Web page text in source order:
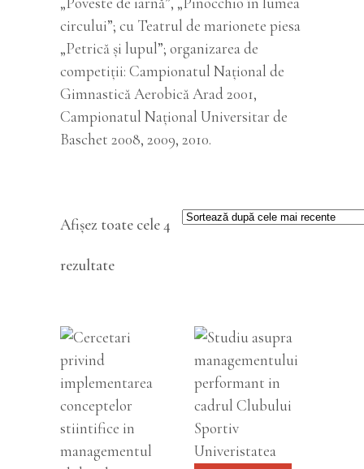
circului”; cu Teatrul de marionete piesa
„Petrică și lupul”; organizarea de
competiții: Campionatul Național de
Gimnastică Aerobică Arad 2001,
Campionatul Național Universitar de
Baschet 2008, 2009, 2010.
Afișez toate cele 4
rezultateSortat
cele
mai
recente
VEZI
DETALII
VEZI
DETALII